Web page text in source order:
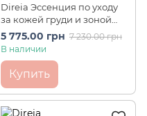
Direia Эссенция по уходу
за кожей груди и зоной
декольте Stem Precious
Decollete Essence Prof (300
5 775.00 грн 7 230.00 грн
В наличии
Купить